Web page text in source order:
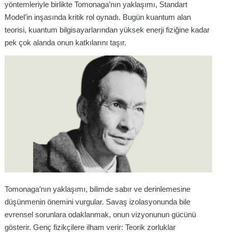
yöntemleriyle birlikte Tomonaga’nın yaklaşımı, Standart
Model’in inşasında kritik rol oynadı. Bugün kuantum alan
teorisi, kuantum bilgisayarlarından yüksek enerji fiziğine kadar
pek çok alanda onun katkılarını taşır.
Tomonaga’nın yaklaşımı, bilimde sabır ve derinlemesine
düşünmenin önemini vurgular. Savaş izolasyonunda bile
evrensel sorunlara odaklanmak, onun vizyonunun gücünü
gösterir. Genç fizikçilere ilham verir: Teorik zorluklar